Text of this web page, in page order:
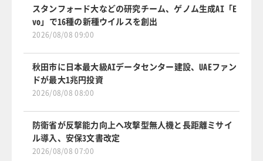
スタンフォード大などの研究チーム、ゲノム生成AI「E
vo」で16種の新種ウイルスを創出
2026/08/08 09:00
秋田市に日本最大級AIデータセンター建設、UAEファン
ドが最大1兆円投資
2026/08/08 08:00
防衛省が反撃能力向上へ攻撃型無人機と長距離ミサイ
ル導入、安保3文書改定
2026/08/08 07:00